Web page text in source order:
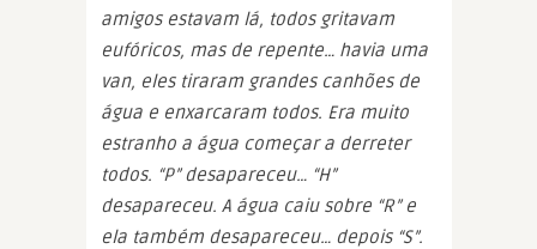
amigos estavam lá, todos gritavam
eufóricos, mas de repente… havia uma
van, eles tiraram grandes canhões de
água e enxarcaram todos. Era muito
estranho a água começar a derreter
todos. “P” desapareceu… “H”
desapareceu. A água caiu sobre “R” e
ela também desapareceu… depois “S”.